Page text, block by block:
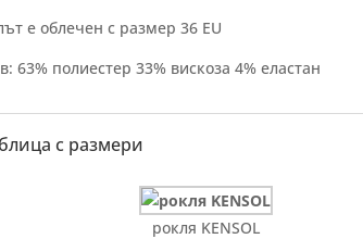
е облечен с размер 36 EU
63% полиестер 33% вискоза 4% еластан
с размери
рокля KENSOL